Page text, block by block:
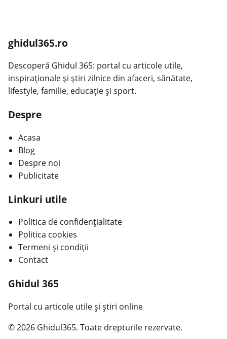
ghidul365.ro
Descoperă Ghidul 365: portal cu articole utile,
inspiraționale și știri zilnice din afaceri, sănătate,
lifestyle, familie, educație și sport.
Despre
Acasa
Blog
Despre noi
Publicitate
Linkuri utile
Politica de confidențialitate
Politica cookies
Termeni și condiții
Contact
Ghidul 365
Portal cu articole utile și știri online
© 2026 Ghidul365. Toate drepturile rezervate.